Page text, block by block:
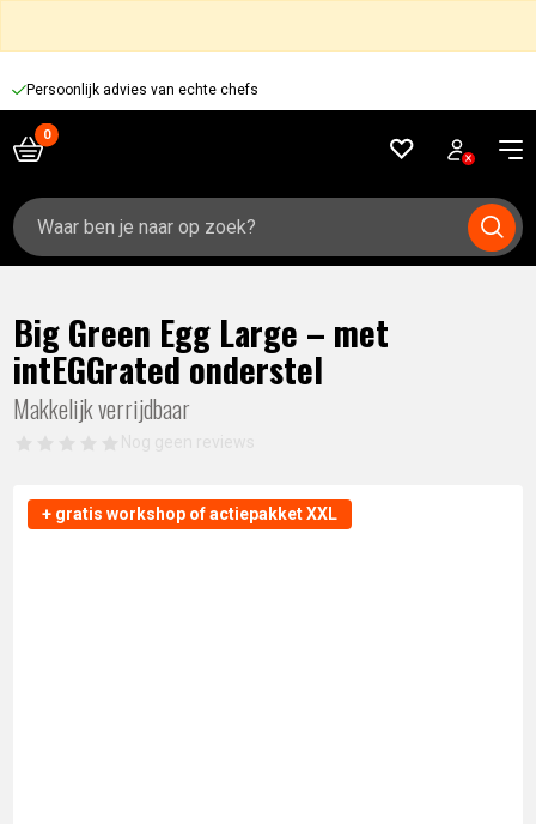
Persoonlijk advies van echte chefs
Zoeken
naar:
Big Green Egg Large – met
intEGGrated onderstel
Makkelijk verrijdbaar
+ gratis workshop of actiepakket XXL